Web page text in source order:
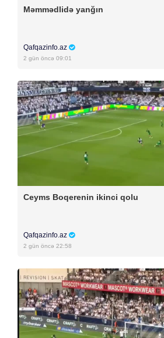
Məmmədlidə yanğın
Qafqazinfo.az
2 gün öncə 09:01
Ceyms Boqerenin ikinci qolu
Qafqazinfo.az
2 gün öncə 22:58